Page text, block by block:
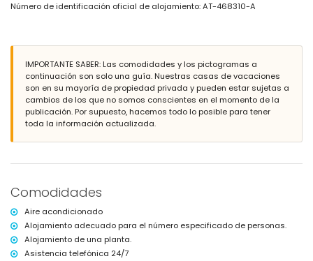
piscina privada de 6 m x 3 m y 2 m de profundidad
ducha exterior
zona de estar al aire libre
terraza en la azotea
Más información
pueblo más cercano: Jávea (a menos de 2 kilómetros de la villa)
ribera o costa más cercana: Mediterráneo, Jávea (a menos de 100
playa más cercana: El Arenal, Jávea (a menos de 100 metros de la
aeropuerto más cercano: Alicante (a menos de 100 kilómetros de la
segundo aeropuerto más cercano: Valencia (> 100 kilómetros)
transporte público cercano: autobús a menos de 100 metros
no se permiten mascotas
el alojamiento es muy adecuado para familias con niños
Número de identificación oficial de alojamiento: AT-468310-A
IMPORTANTE SABER: Las comodidades y los pictogramas a
continuación son solo una guía. Nuestras casas de vacaciones
son en su mayoría de propiedad privada y pueden estar sujetas a
cambios de los que no somos conscientes en el momento de la
publicación. Por supuesto, hacemos todo lo posible para tener
toda la información actualizada.
Comodidades
Aire acondicionado
Alojamiento adecuado para el número especificado de personas.
Alojamiento de una planta.
Asistencia telefónica 24/7